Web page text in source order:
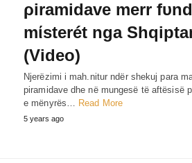
ρiramidave merr
mίsterét nga
(Video)
Njerëzimi i mah.nitur ndër shekuj para
piramidave dhe në mungesë të aftësisë
e mënyrës… Read More
5 years ago